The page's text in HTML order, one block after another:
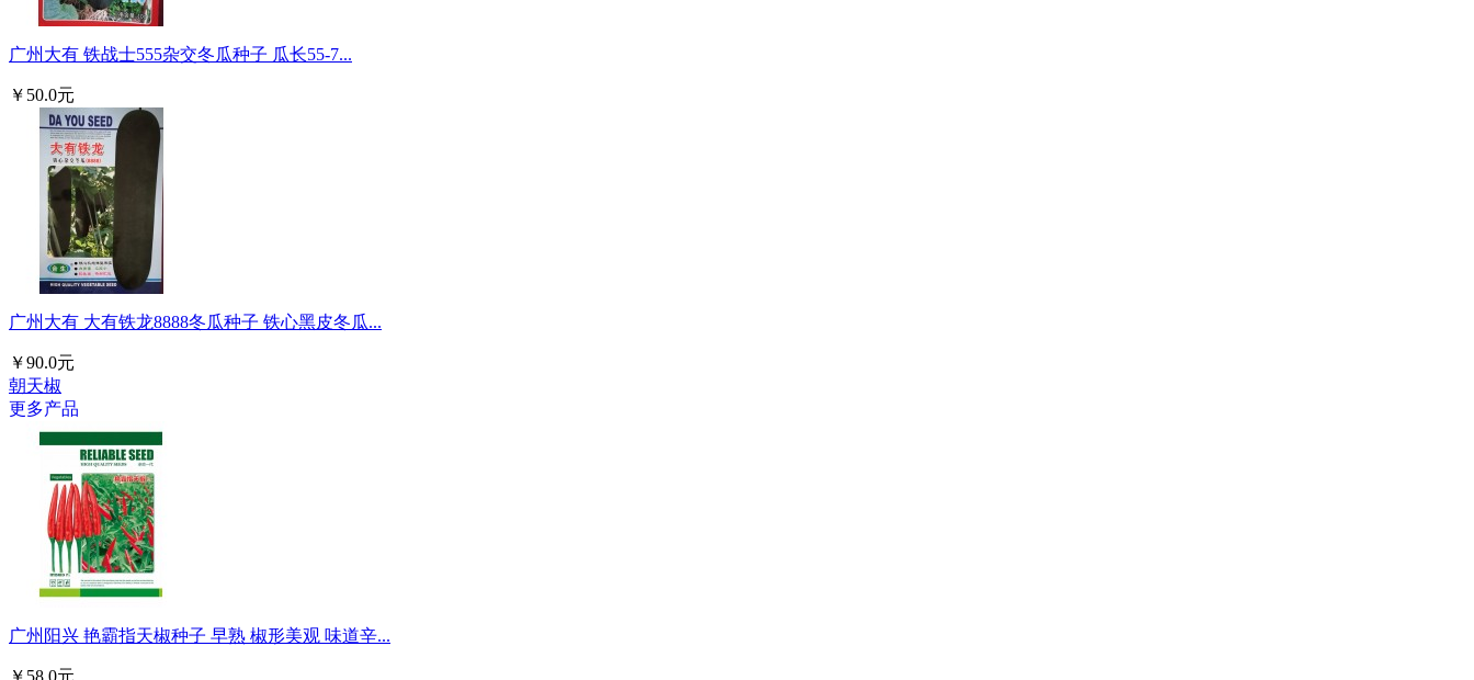
广州大有 铁战士555杂交冬瓜种子 瓜长55-7...
￥50.0元
广州大有 大有铁龙8888冬瓜种子 铁心黑皮冬瓜...
￥90.0元
朝天椒
更多产品
广州阳兴 艳霸指天椒种子 早熟 椒形美观 味道辛...
￥58.0元